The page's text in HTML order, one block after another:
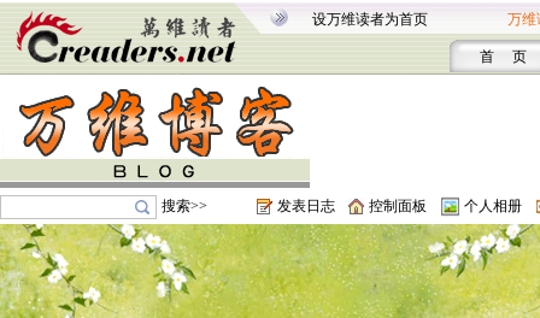
设万维读者为首页 万维
首 页
搜索>> 发表日志 控制面板 个人相册